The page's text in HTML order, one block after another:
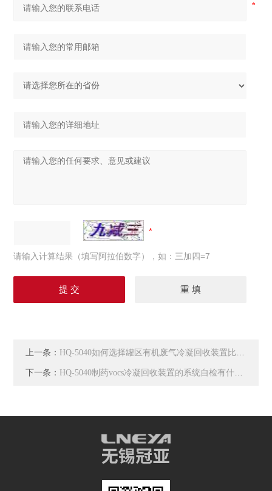
请输入计算结果（填写阿拉伯数字），如：三加四=7
上一条： HQ-5040如何选择罐区有机废气冷凝回收装置比较好呢
下一条： HQ-5040制药vocs冷凝回收装置的系统自检有什么要求